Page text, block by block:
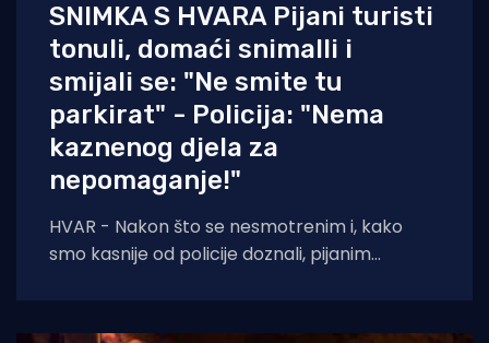
SNIMKA S HVARA Pijani turisti
tonuli, domaći snimalli i
smijali se: "Ne smite tu
parkirat" - Policija: "Nema
kaznenog djela za
nepomaganje!"
HVAR - Nakon što se nesmotrenim i, kako
smo kasnije od policije doznali, pijanim